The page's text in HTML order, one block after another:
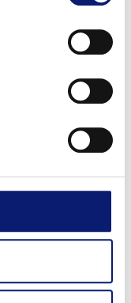
alk. 633 €/kk